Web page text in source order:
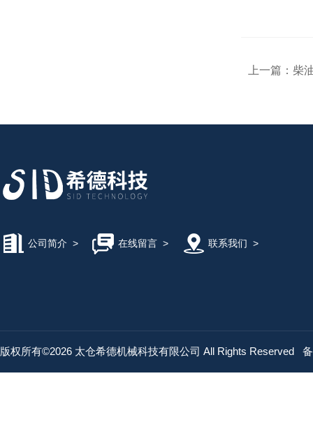
上一篇： 柴
公司简介 > 在线留言> 联系我们 >
版权所有©2026 太仓希德机械科技有限公司 All Rights Reserved